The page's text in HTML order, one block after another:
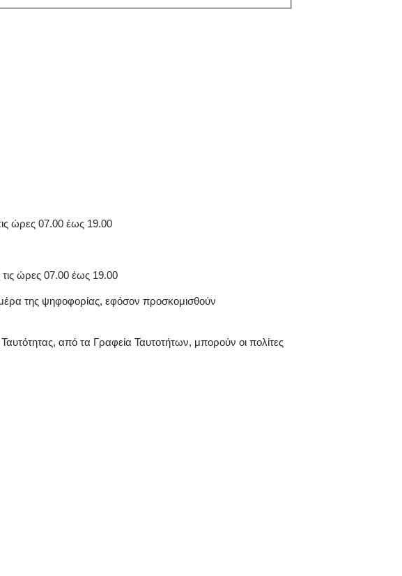
ώρες 07.00 έως 19.00
ώρες 07.00 έως 19.00
της ψηφοφορίας, εφόσον προσκομισθούν
Ταυτότητας, από τα Γραφεία Ταυτοτήτων, μπορούν οι πολίτες